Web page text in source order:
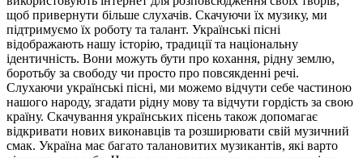
щоб привернути більше слухачів. Скачуючи їх музику, ми
підтримуємо їх роботу та талант. Українські пісні
відображають нашу історію, традиції та національну
ідентичність. Вони можуть бути про кохання, рідну землю,
боротьбу за свободу чи просто про повсякденні речі.
Слухаючи українські пісні, ми можемо відчути себе частиною
нашого народу, згадати рідну мову та відчути гордість за свою
країну. Скачування українських пісень також допомагає
відкривати нових виконавців та розширювати свій музичний
смак. Україна має багато талановитих музикантів, які варто